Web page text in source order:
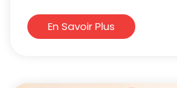
En Savoir Plus